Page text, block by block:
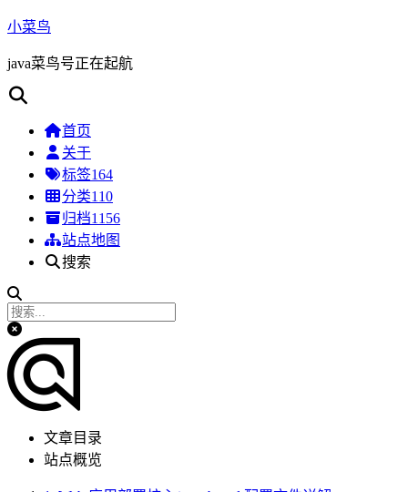
小菜鸟
java菜鸟号正在起航
首页
关于
标签164
分类110
归档1156
站点地图
搜索
文章目录
站点概览